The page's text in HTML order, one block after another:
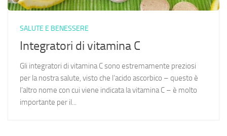
SALUTE E BENESSERE
Integratori di vitamina C
Gli integratori di vitamina C sono estremamente preziosi
per la nostra salute, visto che l’acido ascorbico – questo è
l’altro nome con cui viene indicata la vitamina C – è molto
importante per il...